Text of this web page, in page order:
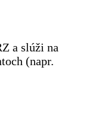
a slúži na
(napr.